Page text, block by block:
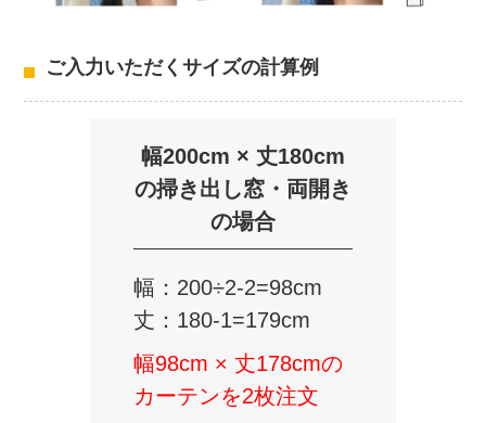
ご入力いただくサイズの計算例
幅200cm × 丈180cm
の掃き出し窓・両開き
の場合
幅：200÷2-2=98cm
丈：180-1=179cm
幅98cm × 丈178cmの
カーテンを2枚注文